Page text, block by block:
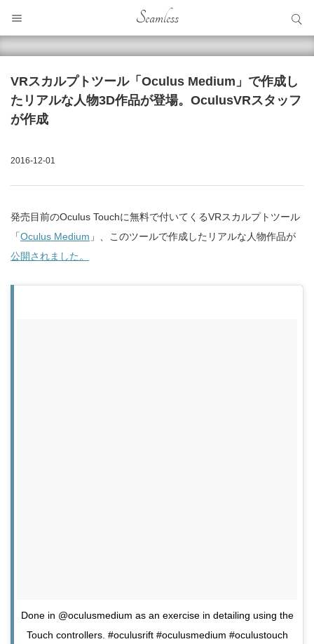
Seamless
VRスカルプトツール「Oculus Medium」で作成し
たリアルな人物3D作品が登場。OculusVRスタッフ
が作成
2016-12-01
発売目前のOculus Touchに無料で付いてくるVRスカルプトツール
「Oculus Medium 」、このツールで作成したリアルな人物作品が
公開されました。
Done in @oculusmedium as an exercise in detailing using the
Touch controllers. #oculusrift #oculusmedium #oculustouch
サイト内検索